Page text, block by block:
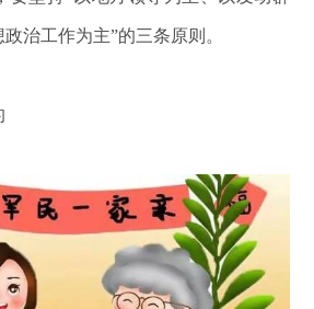
治工作为主”的三条原则。